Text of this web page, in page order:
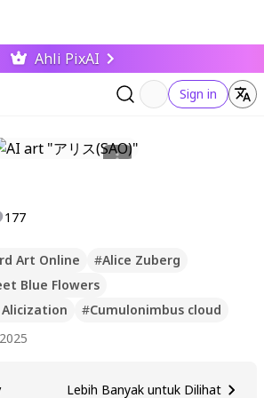
Ahli PixAI
Sign in
177
Art Online #Alice Zuberg
Blue Flowers
#Cumulonimbus cloud
Lebih Banyak untuk Dilihat